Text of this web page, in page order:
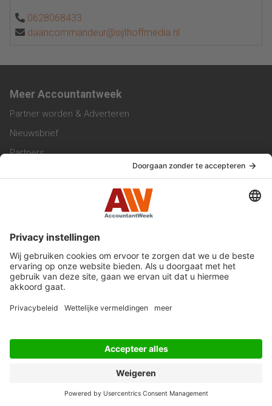
0628068433
daancommandeur@sijthoffmedia.nl
Meer Accountantweek
Partner worden & Adverteren
Nieuwsbrief
Partners
Werken bij ons
Privacy Statement
Algemene Voorwaarden
Privacyinstellingen